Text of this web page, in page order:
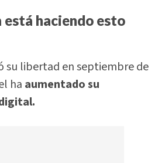
está haciendo esto
su libertad en septiembre de
ha aumentado su